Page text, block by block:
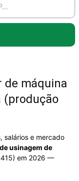
de máquina
(produção
salários e mercado
usinagem de
em 2026 —